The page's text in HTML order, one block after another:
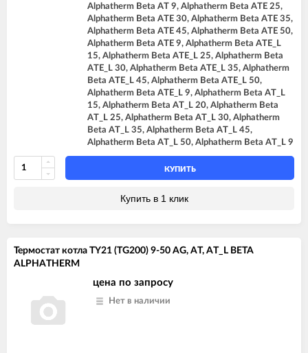
Alphatherm Beta AT 9, Alphatherm Beta ATE 25,
Alphatherm Beta ATE 30, Alphatherm Beta ATE 35,
Alphatherm Beta ATE 45, Alphatherm Beta ATE 50,
Alphatherm Beta ATE 9, Alphatherm Beta ATE_L
15, Alphatherm Beta ATE_L 25, Alphatherm Beta
ATE_L 30, Alphatherm Beta ATE_L 35, Alphatherm
Beta ATE_L 45, Alphatherm Beta ATE_L 50,
Alphatherm Beta ATE_L 9, Alphatherm Beta AT_L
15, Alphatherm Beta AT_L 20, Alphatherm Beta
AT_L 25, Alphatherm Beta AT_L 30, Alphatherm
Beta AT_L 35, Alphatherm Beta AT_L 45,
Alphatherm Beta AT_L 50, Alphatherm Beta AT_L 9
КУПИТЬ
Купить в 1 клик
Термостат котла TY21 (TG200) 9-50 AG, AT, AT_L BETA
ALPHATHERM
цена по запросу
Нет в наличии